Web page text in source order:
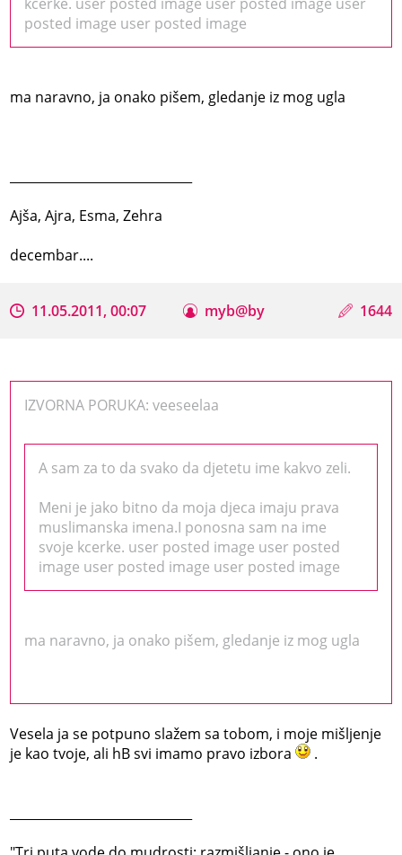
posted image user posted image
ma naravno, ja onako pišem, gledanje iz mog ugla
Ajša, Ajra, Esma, Zehra
decembar....
11.05.2011, 00:07 myb@by 1644
IZVORNA PORUKA: veeseelaa
A sam za to da svako da djetetu ime kakvo zeli.
Meni je jako bitno da moja djeca imaju prava
muslimanska imena.I ponosna sam na ime
svoje kcerke. user posted image user posted
image user posted image user posted image
ma naravno, ja onako pišem, gledanje iz mog ugla
Vesela ja se potpuno slažem sa tobom, i moje mišljenje
je kao tvoje, ali hB svi imamo pravo izbora
.